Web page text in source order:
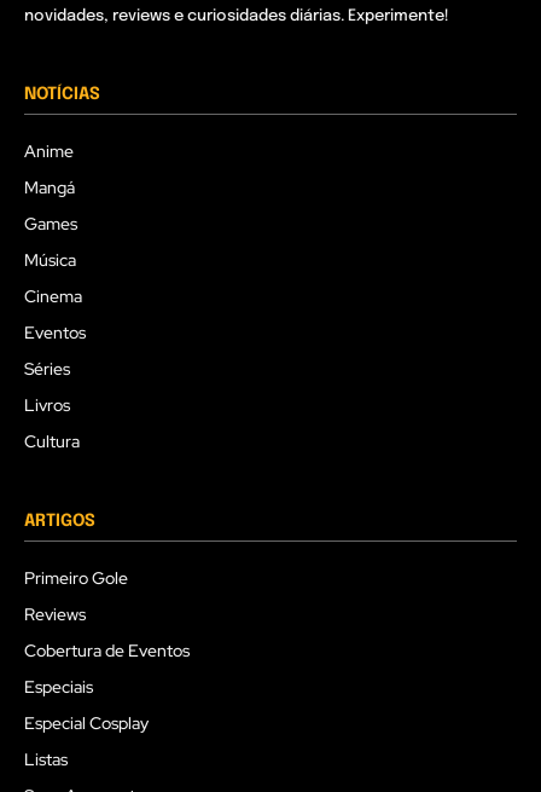
novidades, reviews e curiosidades diárias. Experimente!
NOTÍCIAS
Anime
Mangá
Games
Música
Cinema
Eventos
Séries
Livros
Cultura
ARTIGOS
Primeiro Gole
Reviews
Cobertura de Eventos
Especiais
Especial Cosplay
Listas